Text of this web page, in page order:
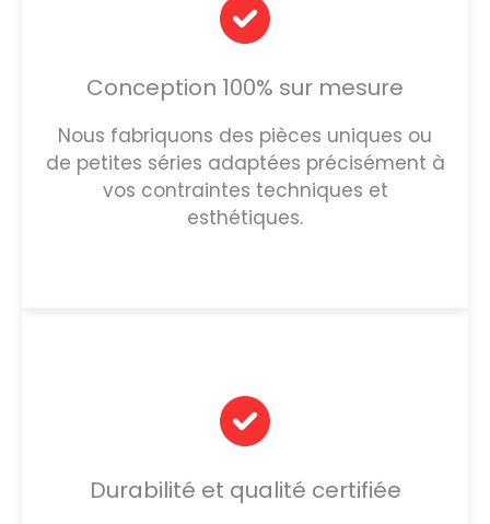
Conception 100% sur mesure
Nous fabriquons des pièces uniques ou
de petites séries adaptées précisément à
vos contraintes techniques et
esthétiques.
Durabilité et qualité certifiée